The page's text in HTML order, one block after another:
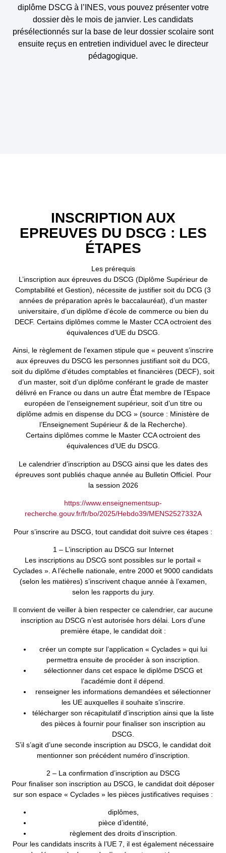
diplôme DSCG à l’INES, vous pouvez présenter votre
dossier dès le mois de janvier. Les candidats
présélectionnés sur la base de leur dossier scolaire sont
ensuite reçus en entretien individuel avec le directeur
pédagogique.
INSCRIPTION AUX
EPREUVES DU DSCG : LES
ÉTAPES
Les prérequis
L’inscription aux épreuves du DSCG (Diplôme Supérieur de
Comptabilité et Gestion), nécessite de justifier soit du DCG (3
années de préparation après le baccalauréat), d’un master
universitaire, d’un diplôme d’école de commerce ou bien du
DECF. Certains diplômes comme le Master CCA octroient des
équivalences d’UE du DSCG.
Ainsi, le règlement de l’examen stipule que « peuvent s’inscrire
aux épreuves du DSCG les personnes justifiant soit du DCG,
soit du diplôme d’études comptables et financières (DECF), soit
d’un master, soit d’un diplôme conférant le grade de master
délivré en France ou dans un autre État membre de l’Espace
européen de l’enseignement supérieur, soit d’un titre ou
diplôme admis en dispense du DCG » (source : Ministère de
l’Enseignement Supérieur & de la Recherche).
Certains diplômes comme le Master CCA octroient des
équivalences d’UE du DSCG.
Le calendrier d’inscription au DSCG ainsi que les dates des
épreuves sont publiés chaque année au Bulletin Officiel. Pour
la session 2026
https://www.enseignementsup-
recherche.gouv.fr/fr/bo/2025/Hebdo39/MENS2527332A
Pour s’inscrire au DSCG, tout candidat doit suivre ces étapes :
1 – L’inscription au DSCG sur Internet
Les inscriptions au DSCG sont possibles sur le portail «
Cyclades ». A l’échelle nationale, entre 2000 et 9000 candidats
(selon les matières) s’inscrivent chaque année à l’examen,
selon les rapports du jury.
Il convient de veiller à bien respecter ce calendrier, car aucune
inscription au DSCG n’est autorisée hors délai. Lors d’une
première étape, le candidat doit :
créer un compte sur l’application « Cyclades » qui lui
permettra ensuite de procéder à son inscription.
sélectionner dans cet espace le diplôme DSCG et
l’académie dont il dépend.
renseigner les informations demandées et sélectionner
les UE auxquelles il souhaite s’inscrire.
télécharger son récapitulatif d’inscription ainsi que la liste
des pièces à fournir pour finaliser son inscription au
DSCG.
S’il s’agit d’une seconde inscription au DSCG, le candidat doit
mentionner son précédent numéro d’inscription.
2 – La confirmation d’inscription au DSCG
Pour finaliser son inscription au DSCG, le candidat doit déposer
sur son espace « Cyclades » les pièces justificatives requises :
diplômes,
pièce d’identité,
règlement des droits d’inscription.
Pour les candidats inscrits à l’UE 7, il est également nécessaire